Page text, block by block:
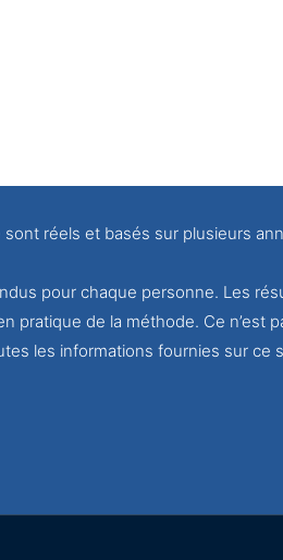
réels et basés sur plusieurs
pour chaque personne. Les
pratique de la méthode. Ce n’est
les informations fournies sur ce